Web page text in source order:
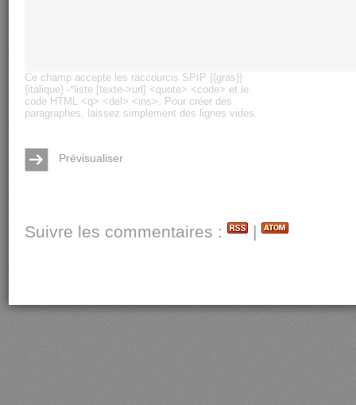
Ce champ accepte les raccourcis SPIP {{gras}}
{italique} -*liste [texte->url] <quote> <code> et le
code HTML <q> <del> <ins> . Pour créer des
paragraphes, laissez simplement des lignes vides.
Suivre les commentaires : |